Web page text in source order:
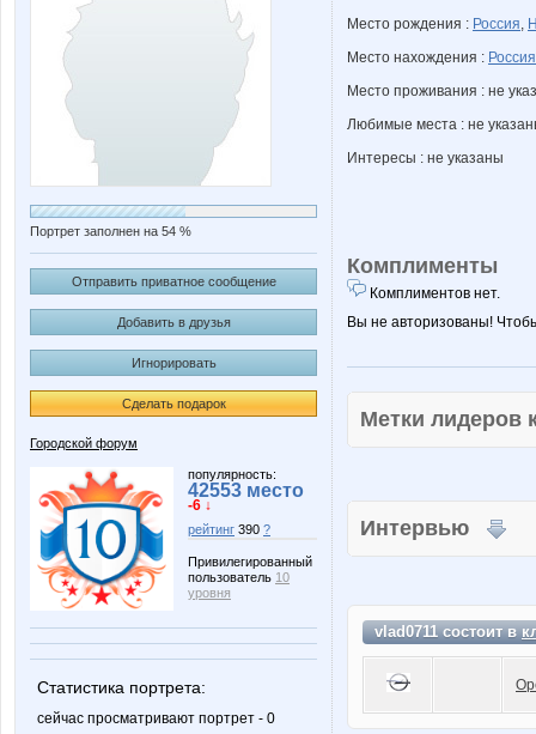
Портрет заполнен на 54 %
Отправить приватное сообщение
Добавить в друзья
Игнорировать
Сделать подарок
Городской форум
популярность:
42553 место
-6 ↓
рейтинг 390 ?
Привилегированный
пользователь 10
уровня
Статистика портрета:
сейчас просматривают портрет - 0
Место рождения : Россия,
Место нахождения : Россия
Место проживания : не
Любимые места : не
Интересы : не указаны
Комплименты
Комплиментов нет.
Вы не авторизованы!
Метки
Интервью
vlad0711 состоит в